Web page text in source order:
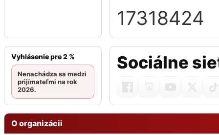
17318424
Vyhlásenie pre 2 %
Nenachádza sa medzi
prijímateľmi na rok
2026.
Sociálne
O organizácii